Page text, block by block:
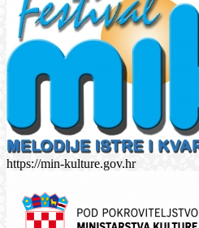
https://min-kulture.gov.hr